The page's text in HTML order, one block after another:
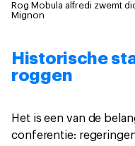
Rog Mobula alfredi zwemt
Mignon
Historische
roggen
Het is een van de
conferentie: